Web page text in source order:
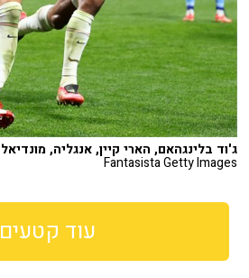
ג'וד בלינגהאם, הארי קיין, אנגליה, מונדיאל
Fantasista Getty Images
עוד קטעים